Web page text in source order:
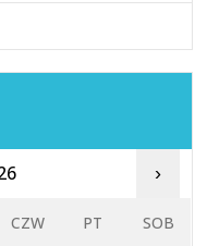
›
CZW PT SOB